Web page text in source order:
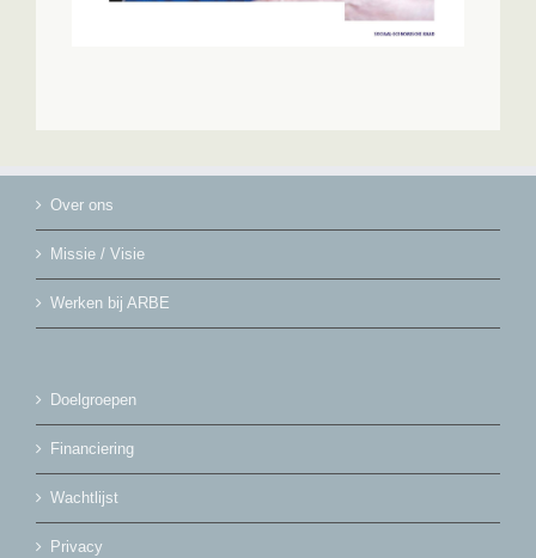
Over ons
Missie / Visie
Werken bij ARBE
Doelgroepen
Financiering
Wachtlijst
Privacy